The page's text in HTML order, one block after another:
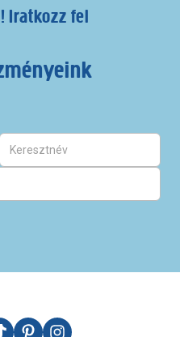
Iratkozz fel